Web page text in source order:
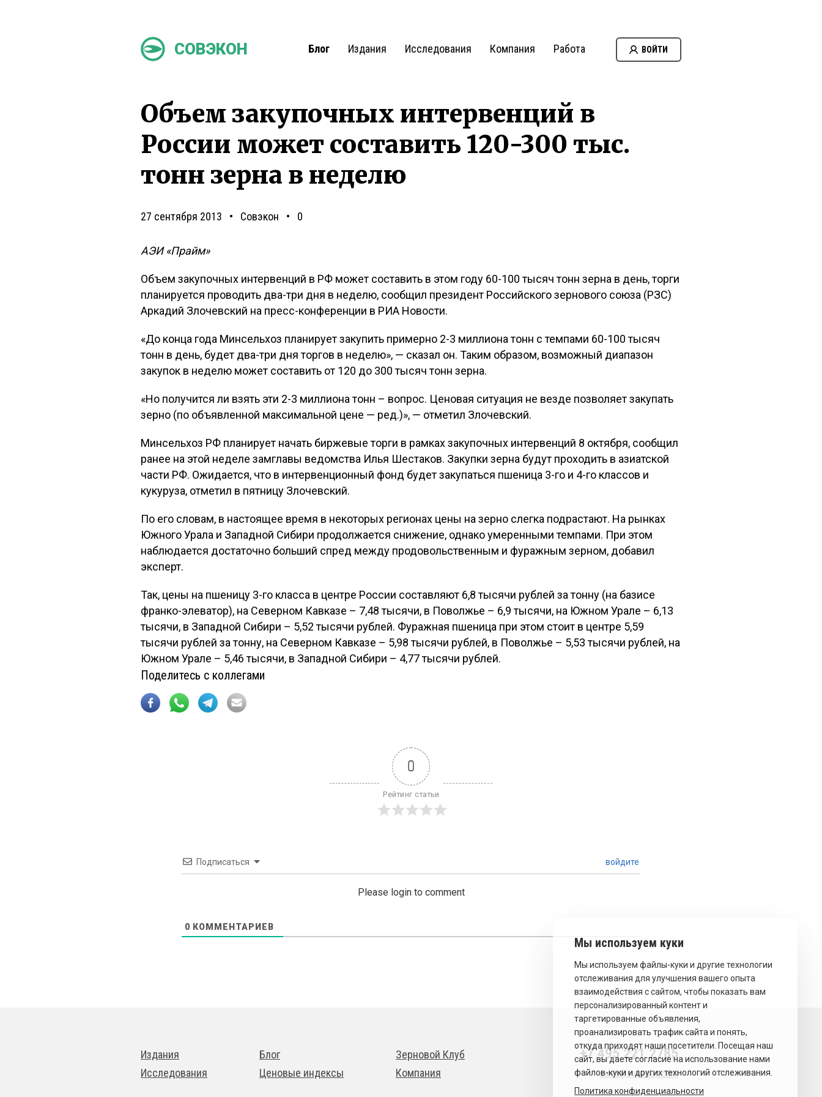
СОВЭКОН Блог Издания Исследования Компания Работа ВОЙТИ
Объем закупочных интервенций в
России может составить 120-300 тыс.
тонн зерна в неделю
27 сентября 2013 Совэкон 0
АЭИ «Прайм»
Объем закупочных интервенций в РФ может составить в этом году 60-100 тысяч тонн зерна в день, торги
планируется проводить два-три дня в неделю, сообщил президент Российского зернового союза (РЗС)
Аркадий Злочевский на пресс-конференции в РИА Новости.
«До конца года Минсельхоз планирует закупить примерно 2-3 миллиона тонн с темпами 60-100 тысяч
тонн в день, будет два-три дня торгов в неделю», — сказал он. Таким образом, возможный диапазон
закупок в неделю может составить от 120 до 300 тысяч тонн зерна.
«Но получится ли взять эти 2-3 миллиона тонн – вопрос. Ценовая ситуация не везде позволяет закупать
зерно (по объявленной максимальной цене — ред.)», — отметил Злочевский.
Минсельхоз РФ планирует начать биржевые торги в рамках закупочных интервенций 8 октября, сообщил
ранее на этой неделе замглавы ведомства Илья Шестаков. Закупки зерна будут проходить в азиатской
части РФ. Ожидается, что в интервенционный фонд будет закупаться пшеница 3-го и 4-го классов и
кукуруза, отметил в пятницу Злочевский.
По его словам, в настоящее время в некоторых регионах цены на зерно слегка подрастают. На рынках
Южного Урала и Западной Сибири продолжается снижение, однако умеренными темпами. При этом
наблюдается достаточно больший спред между продовольственным и фуражным зерном, добавил
эксперт.
Так, цены на пшеницу 3-го класса в центре России составляют 6,8 тысячи рублей за тонну (на базисе
франко-элеватор), на Северном Кавказе – 7,48 тысячи, в Поволжье – 6,9 тысячи, на Южном Урале – 6,13
тысячи, в Западной Сибири – 5,52 тысячи рублей. Фуражная пшеница при этом стоит в центре 5,59
тысячи рублей за тонну, на Северном Кавказе – 5,98 тысячи рублей, в Поволжье – 5,53 тысячи рублей, на
Южном Урале – 5,46 тысячи, в Западной Сибири – 4,77 тысячи рублей.
Поделитесь с коллегами
0
Рейтинг статьи
Подписаться войдите
Please login to comment
0 КОММЕНТАРИЕВ
Издания
Исследования
Блог
Ценовые индексы
Зерновой Клуб
Компания
+7 495 221 2785
sales@sovecon.com
Политика конфиденциальности